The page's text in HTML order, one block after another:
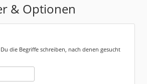
& Optionen
die Begriffe schreiben, nach denen gesucht